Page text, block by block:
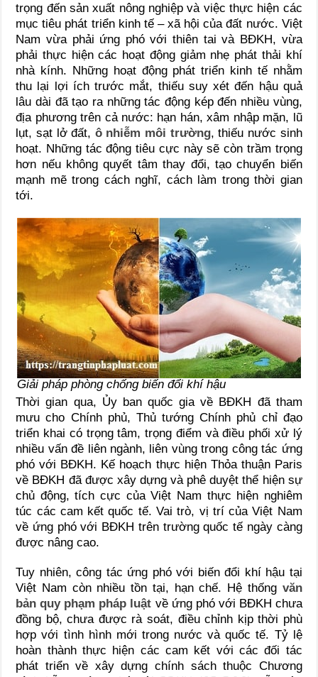
trọng đến sản xuất nông nghiệp và việc thực hiện các
mục tiêu phát triển kinh tế – xã hội của đất nước. Việt
Nam vừa phải ứng phó với thiên tai và BĐKH, vừa
phải thực hiện các hoạt động giảm nhẹ phát thải khí
nhà kính. Những hoạt động phát triển kinh tế nhằm
thu lại lợi ích trước mắt, thiếu suy xét đến hậu quả
lâu dài đã tạo ra những tác động kép đến nhiều vùng,
địa phương trên cả nước: hạn hán, xâm nhập mặn, lũ
lụt, sạt lở đất, ô nhiễm môi trường, thiếu nước sinh
hoạt. Những tác động tiêu cực này sẽ còn trầm trọng
hơn nếu không quyết tâm thay đổi, tạo chuyển biến
mạnh mẽ trong cách nghĩ, cách làm trong thời gian
tới.
Giải pháp phòng chống biến đổi khí hậu
Thời gian qua, Ủy ban quốc gia về BĐKH đã tham
mưu cho Chính phủ, Thủ tướng Chính phủ chỉ đạo
triển khai có trọng tâm, trọng điểm và điều phối xử lý
nhiều vấn đề liên ngành, liên vùng trong công tác ứng
phó với BĐKH. Kế hoạch thực hiện Thỏa thuận Paris
về BĐKH đã được xây dựng và phê duyệt thể hiện sự
chủ động, tích cực của Việt Nam thực hiện nghiêm
túc các cam kết quốc tế. Vai trò, vị trí của Việt Nam
về ứng phó với BĐKH trên trường quốc tế ngày càng
được nâng cao.
Tuy nhiên, công tác ứng phó với biến đổi khí hậu tại
Việt Nam còn nhiều tồn tại, hạn chế. Hệ thống văn
bản quy phạm pháp luật về ứng phó với BĐKH chưa
đồng bộ, chưa được rà soát, điều chỉnh kịp thời phù
hợp với tình hình mới trong nước và quốc tế. Tỷ lệ
hoàn thành thực hiện các cam kết với các đối tác
phát triển về xây dựng chính sách thuộc Chương